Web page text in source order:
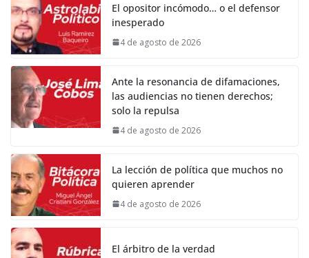
El opositor incómodo… o el defensor
inesperado
4 de agosto de 2026
Ante la resonancia de difamaciones,
las audiencias no tienen derechos;
solo la repulsa
4 de agosto de 2026
La lección de política que muchos no
quieren aprender
4 de agosto de 2026
El árbitro de la verdad